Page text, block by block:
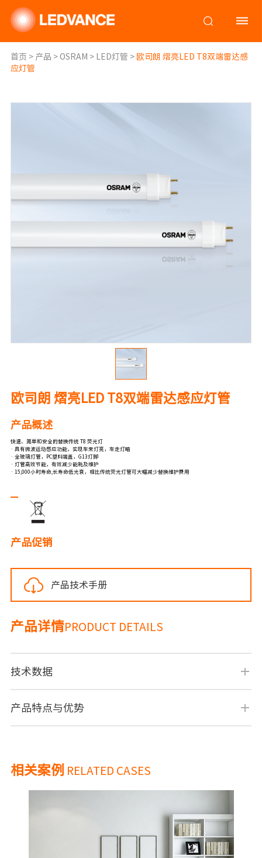
首页 > 产品 > OSRAM > LED灯管 > 欧司朗 熠亮LED T8双端雷达感
应灯管
欧司朗 熠亮LED T8双端雷达感应灯管
产品概述
快速、简单和安全的替换传统 T8 荧光灯
· 具有微波运动感应功能，实现车来灯亮，车走灯暗
· 全玻璃灯管，PC塑料端盖，G13灯脚
· 灯管高效节能，有效减少能耗及维护
· 15,000小时寿命,长寿命低光衰，相比传统荧光灯管可大幅减少替换维护费用
产品促销
产品技术手册
产品详情PRODUCT DETAILS
技术数据
产品特点与优势
相关案例 RELATED CASES